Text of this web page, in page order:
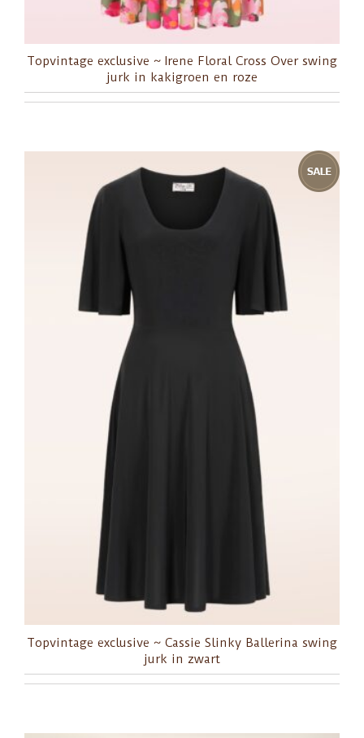
Topvintage exclusive ~ Irene Floral Cross Over swing
jurk in kakigroen en roze
Topvintage exclusive ~ Cassie Slinky Ballerina swing
jurk in zwart